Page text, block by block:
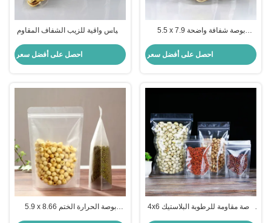
أكياس واقية للزيب الشفاف المقاوم
الغذائية
احصل على أفضل سعر
5.5 x 7.9 بوصة شفافة واضحة
الجافة والشاي والفاصوليا والفلفل،
احصل على أفضل سعر
5.9 x 8.66 بوصة الحرارة الختم
4x6 بوصة مقاومة للرطوبة البلاستيك